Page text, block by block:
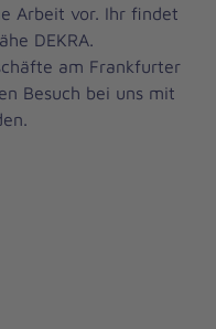
Arbeit vor. Ihr findet
DEKRA.
am Frankfurter
Besuch bei uns mit